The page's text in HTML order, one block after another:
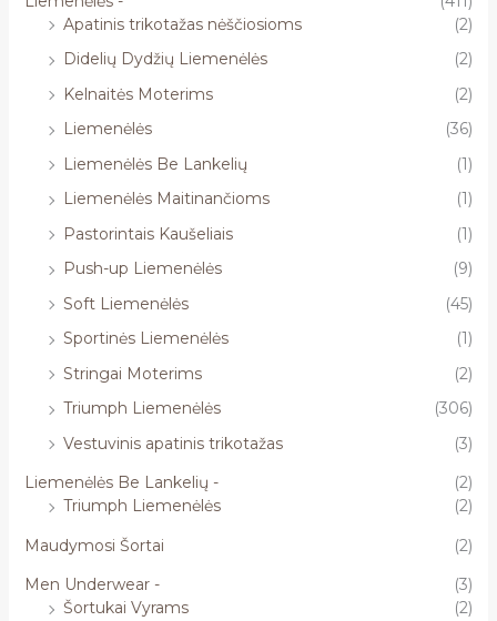
Apatinis trikotažas nėščiosioms
(2)
Didelių Dydžių Liemenėlės
(2)
Kelnaitės Moterims
(2)
Liemenėlės
(36)
Liemenėlės Be Lankelių
(1)
Liemenėlės Maitinančioms
(1)
Pastorintais Kaušeliais
(1)
Push-up Liemenėlės
(9)
Soft Liemenėlės
(45)
Sportinės Liemenėlės
(1)
Stringai Moterims
(2)
Triumph Liemenėlės
(306)
Vestuvinis apatinis trikotažas
(3)
Liemenėlės Be Lankelių -
(2)
Triumph Liemenėlės
(2)
Maudymosi Šortai
(2)
Men Underwear -
(3)
Šortukai Vyrams
(2)